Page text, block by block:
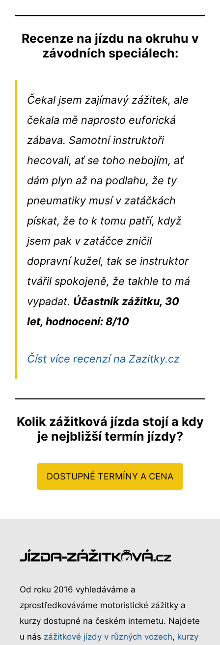
Recenze na jízdu na okruhu v
závodních speciálech:
Čekal jsem zajímavý zážitek, ale
čekala mě naprosto euforická
zábava. Samotní instruktoři
hecovali, ať se toho nebojím, ať
dám plyn až na podlahu, že ty
pneumatiky musí v zatáčkách
pískat, že to k tomu patří, když
jsem pak v zatáčce zničil
dopravní kužel, tak se instruktor
tvářil spokojeně, že takhle to má
vypadat. Účastník zážitku, 30
let, hodnocení: 8/10
Číst více recenzí na Zazitky.cz
Kolik zážitková jízda stojí a kdy
je nejbližší termín jízdy?
DOSTUPNÉ TERMÍNY A CENA
Od roku 2016 vyhledáváme a
zprostředkováváme motoristické zážitky a
kurzy dostupné na českém internetu. Najdete
u nás zážitkové jízdy v různých vozech, kurzy